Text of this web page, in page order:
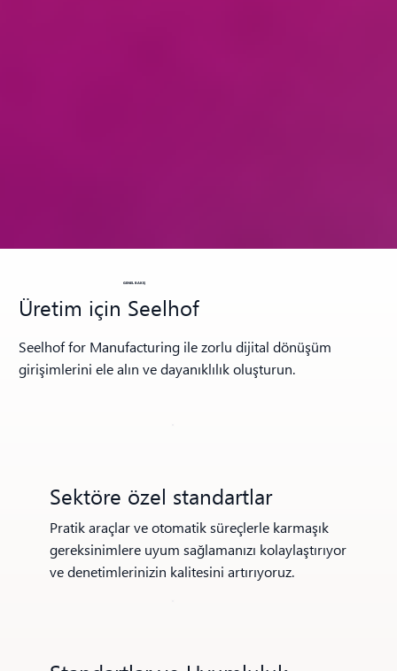
GENEL BAKIŞ
Üretim için Seelhof
Seelhof for Manufacturing ile zorlu dijital dönüşüm
girişimlerini ele alın ve dayanıklılık oluşturun.
Sektöre özel standartlar
Pratik araçlar ve otomatik süreçlerle karmaşık
gereksinimlere uyum sağlamanızı kolaylaştırıyor
ve denetimlerinizin kalitesini artırıyoruz.